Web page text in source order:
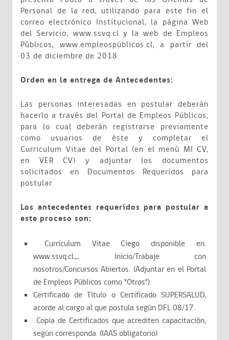
Personal de la red, utilizando para este fin el
correo electrónico Institucional, la página Web
del Servicio, www.ssvq.cl y la web de Empleos
Públicos, www.empleospúblicos.cl, a partir del
03 de diciembre de 2018.
Orden en la entrega de Antecedentes:
Las personas interesadas en postular deberán
hacerlo a través del Portal de Empleos Públicos,
para lo cual deberán registrarse previamente
como usuarios de éste y completar el
Curriculum Vitae del Portal (en el menú MI CV,
en VER CV) y adjuntar los documentos
solicitados en Documentos Requeridos para
postular.
Los antecedentes requeridos para postular a
este proceso son:
Curriculum Vitae Ciego disponible en:
www.ssvq.cl_ Inicio/Trabaje con
nosotros/Concursos Abiertos. (Adjuntar en el Portal
de Empleos Públicos como "Otros").
Certificado de Título o Certificado SUPERSALUD,
acorde al cargo al que postula según DFL 08/17.
Copia de Certificados que acrediten capacitación,
según corresponda. (IAAS obligatorio)